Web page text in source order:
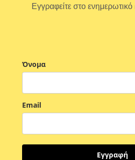
Εγγραφείτε στο
Όνομα
Email
Εγγραφή